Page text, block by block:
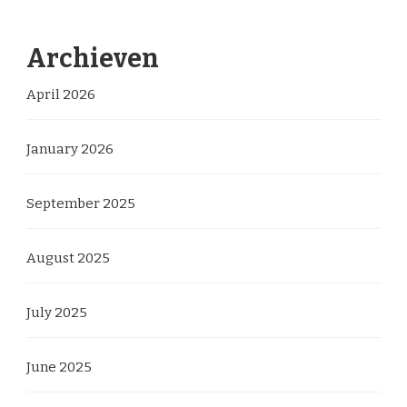
Archieven
April 2026
January 2026
September 2025
August 2025
July 2025
June 2025